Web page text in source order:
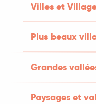
Villes et
Plus beaux
Grandes
Paysages et